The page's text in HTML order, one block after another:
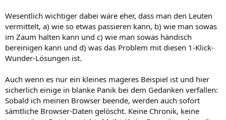
Wesentlich wichtiger dabei wäre eher, dass man den Leuten
vermittelt, a) wie so etwas passieren kann, b) wie man sowas
im Zaum halten kann und c) wie man sowas händisch
bereinigen kann und d) was das Problem mit diesen 1-Klick-
Wunder-Lösungen ist.
Auch wenn es nur ein kleines mageres Beispiel ist und hier
sicherlich einige in blanke Panik bei dem Gedanken verfallen:
Sobald ich meinen Browser beende, werden auch sofort
sämtliche Browser-Daten gelöscht. Keine Chronik, keine